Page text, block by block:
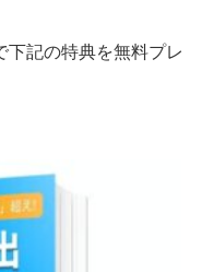
下記の特典を無料プレ